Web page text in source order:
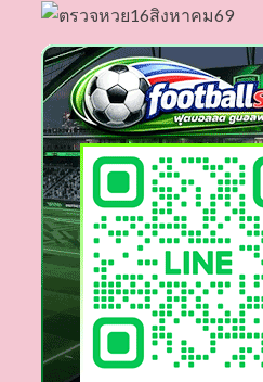
dooballstar com